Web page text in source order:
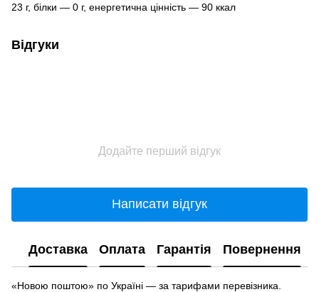
23 г, білки — 0 г, енергетична цінність — 90 ккал
Відгуки
Додайте перший відгук
Написати відгук
Доставка Оплата Гарантія Повернення
«Новою поштою» по Україні — за тарифами перевізника.